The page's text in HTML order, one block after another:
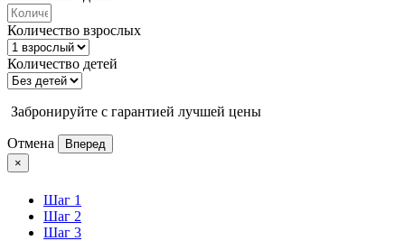
Количество взрослых
Количество детей
Забронируйте с гарантией лучшей цены
Отмена
Вперед
×
Шаг 1
Шаг 2
Шаг 3